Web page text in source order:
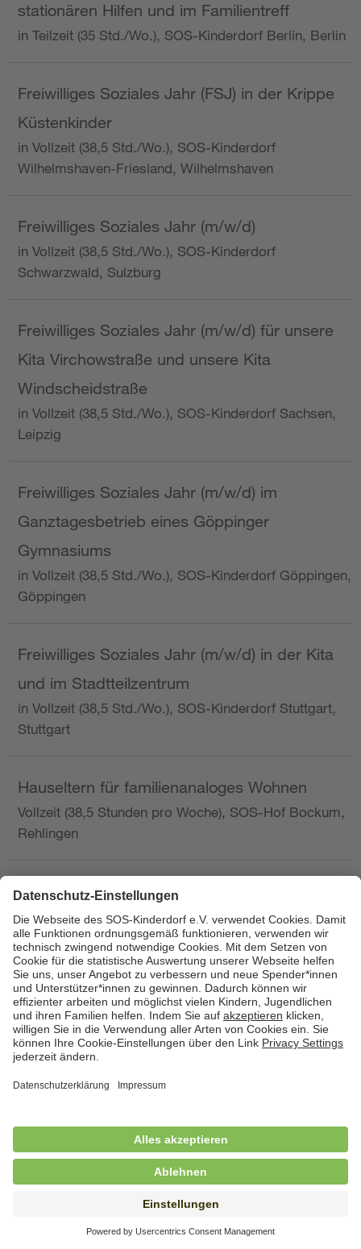
stationären Hilfen und im Familientreff
in Teilzeit (35 Std./Wo.), SOS-Kinderdorf Berlin, Berlin
Freiwilliges Soziales Jahr (FSJ) in der Krippe
Küstenkinder
in Vollzeit (38,5 Std./Wo.), SOS-Kinderdorf
Wilhelmshaven-Friesland, Wilhelmshaven
Freiwilliges Soziales Jahr (m/w/d)
in Vollzeit (38,5 Std./Wo.), SOS-Kinderdorf
Schwarzwald, Sulzburg
Freiwilliges Soziales Jahr (m/w/d) für unsere
Kita Virchowstraße und unsere Kita
Windscheidstraße
in Vollzeit (38,5 Std./Wo.), SOS-Kinderdorf Sachsen,
Leipzig
Freiwilliges Soziales Jahr (m/w/d) im
Ganztagesbetrieb eines Göppinger
Gymnasiums
in Vollzeit (38,5 Std./Wo.), SOS-Kinderdorf Göppingen,
Göppingen
Freiwilliges Soziales Jahr (m/w/d) in der Kita
und im Stadtteilzentrum
in Vollzeit (38,5 Std./Wo.), SOS-Kinderdorf Stuttgart,
Stuttgart
Hauseltern für familienanaloges Wohnen
Vollzeit (38,5 Stunden pro Woche), SOS-Hof Bockum,
Rehlingen
Hauswirtschafterin / Köchin (m/w/d) als
Ausbilderin (m/w/d) im Bereich
Nahrungszubereitung
in Vollzeit (38,5 Std./Wo.), SOS-Kinderdorf
Saarbrücken, Saarbrücken
Hauswirtschaftskraft (m/w/d)
in Teilzeit (mind. 20 - max. 30 Std./.Wo.), SOS-
Hauswirtschaftskraft (m/w/d)
in unbefristeter Anstellung, Teilzeit (20 Std./Wo.), SOS-
Kinderdorf Dortmund, Hagen